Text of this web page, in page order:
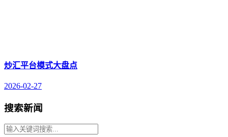
炒汇平台模式大盘点
2026-02-27
搜索新闻